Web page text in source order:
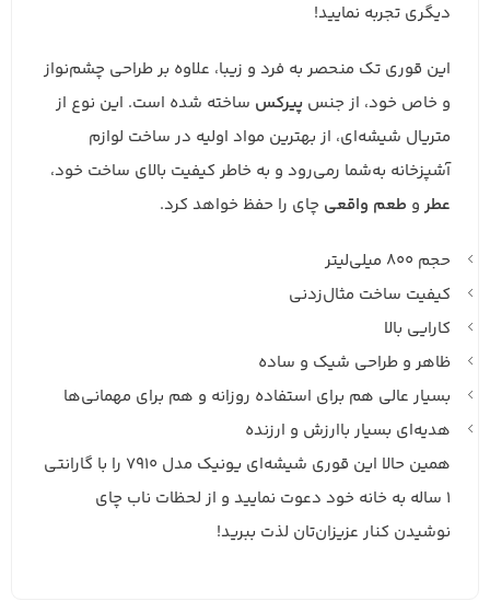
دیگری تجربه نمایید!
این قوری تک منحصر به فرد و زیبا، علاوه بر طراحی چشم‌نواز
و خاص خود، از جنس پیرکس ساخته شده است. این نوع از
متریال شیشه‌ای، از بهترین مواد اولیه در ساخت لوازم
آشپزخانه به‌شما رمی‌رود و به خاطر کیفیت بالای ساخت خود،
عطر و طعم واقعی چای را حفظ خواهد کرد.
حجم 800 میلی‌لیتر
کیفیت ساخت مثال‌زدنی
کارایی بالا
ظاهر و طراحی شیک و ساده
بسیار عالی هم برای استفاده روزانه و هم برای مهمانی‌ها
هدیه‌ای بسیار باارزش و ارزنده
همین حالا این قوری شیشه‌ای یونیک مدل 7910 را با گارانتی
1 ساله به خانه خود دعوت نمایید و از لحظات ناب چای
نوشیدن کنار عزیزان‌تان لذت ببرید!